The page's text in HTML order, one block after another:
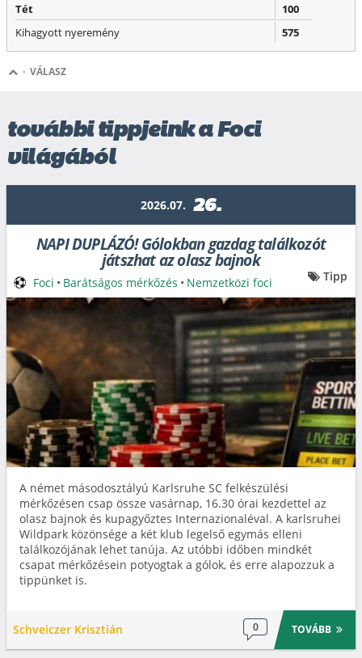
Tét
100
Kihagyott nyeremény
575
· VÁLASZ
további tippjeink a Foci
világából
2026.07. 26.
NAPI DUPLÁZÓ! Gólokban gazdag találkozót
játszhat az olasz bajnok
A német másodosztályú Karlsruhe SC felkészülési
mérkőzésen csap össze vasárnap, 16.30 órai kezdettel az
olasz bajnok és kupagyőztes Internazionaléval. A karlsruhei
Wildpark közönsége a két klub legelső egymás elleni
találkozójának lehet tanúja. Az utóbbi időben mindkét
csapat mérkőzésein potyogtak a gólok, és erre alapozzuk a
tippünket is.
Schveiczer Krisztián 0 TOVÁBB
Foci • Barátságos mérkőzés • Nemzetközi foci Tipp